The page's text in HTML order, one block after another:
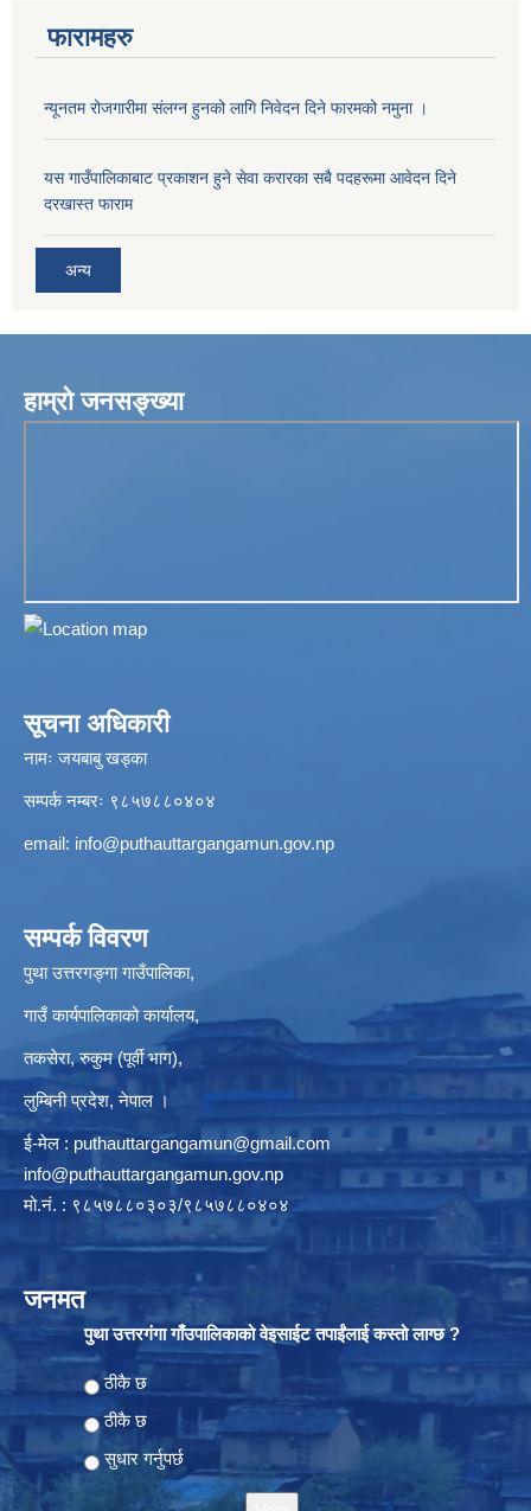
फारामहरु
न्यूनतम रोजगारीमा संलग्न हुनको लागि निवेदन दिने फारमको नमुना ।
यस गाउँपालिकाबाट प्रकाशन हुने सेवा करारका सबै पदहरूमा आवेदन दिने
दरखास्त फाराम
अन्य
हाम्रो जनसङ्ख्या
सूचना अधिकारी
नामः जयबाबु खड्का
सम्पर्क नम्बरः ९८५७८८०४०४
email: info@puthauttargangamun.gov.np
सम्पर्क विवरण
पुथा उत्तरगङ्गा गाउँपालिका,
गाउँ कार्यपालिकाको कार्यालय,
तकसेरा, रुकुम (पूर्वी भाग),
लुम्बिनी प्रदेश, नेपाल ।
ई-मेल : puthauttargangamun@gmail.com
info@puthauttargangamun.gov.np
मो.नं. : ९८५७८८०३०३/९८५७८८०४०४
जनमत
पुथा उत्तरगंगा गाँउपालिकाको वेइसाईट तपाईंलाई कस्तो लाग्छ ?
Choices
ठीकै छ
ठीकै छ
सुधार गर्नुपर्छ